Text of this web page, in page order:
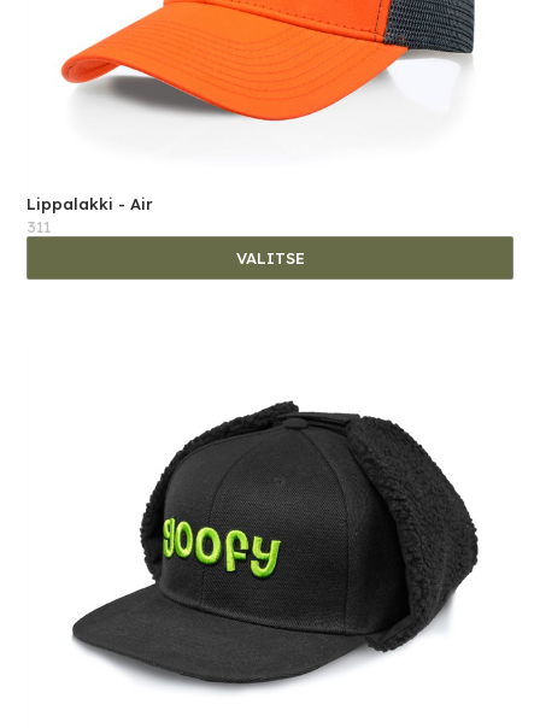
Lippalakki - Air
311
VALITSE